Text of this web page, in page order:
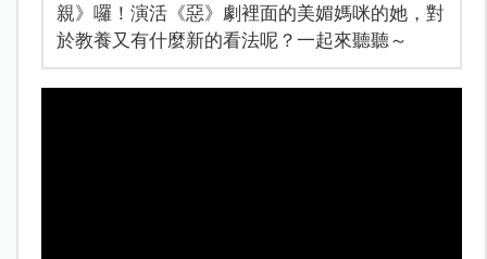
親》囉！演活《惡》劇裡面的美媚媽咪的她，對
於教養又有什麼新的看法呢？一起來聽聽～